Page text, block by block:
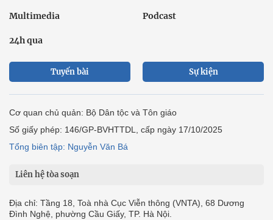
Multimedia Podcast
24h qua
Tuyến bài Sự kiện
Cơ quan chủ quản: Bộ Dân tộc và Tôn giáo
Số giấy phép: 146/GP-BVHTTDL, cấp ngày 17/10/2025
Tổng biên tập: Nguyễn Văn Bá
Liên hệ tòa soạn
Địa chỉ: Tầng 18, Toà nhà Cục Viễn thông (VNTA), 68 Dương
Đình Nghệ, phường Cầu Giấy, TP. Hà Nội.